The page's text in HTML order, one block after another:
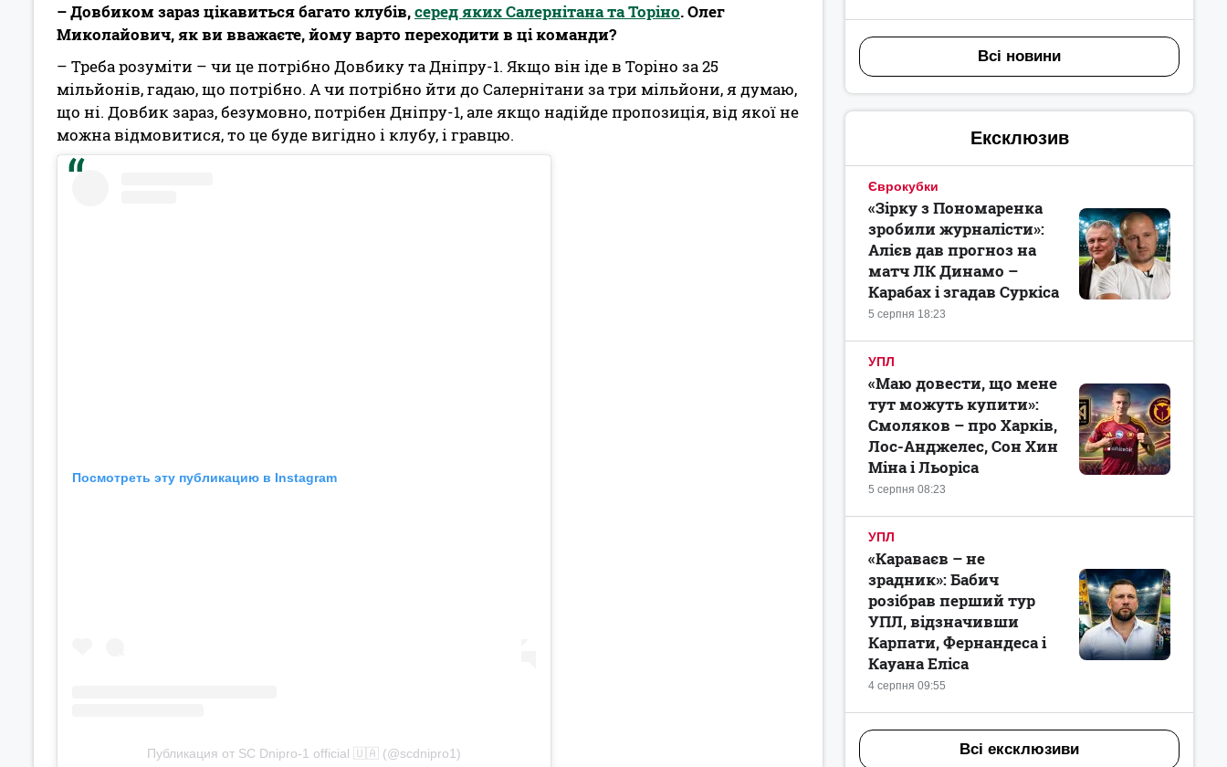
– Довбиком зараз цікавиться багато клубів,серед яких Салернітана та Торіно. Олег
Миколайович, як ви вважаєте, йому варто переходити в ці команди?
– Треба розуміти – чи це потрібно Довбику та Дніпру-1. Якщо він іде в Торіно за 25
мільйонів, гадаю, що потрібно. А чи потрібно йти до Салернітани за три мільйони, я думаю,
що ні. Довбик зараз, безумовно, потрібен Дніпру-1, але якщо надійде пропозиція, від якої не
можна відмовитися, то це буде вигідно і клубу, і гравцю.
Посмотреть эту публикацию в Instagram
Публикация от SC Dnipro-1 official 🇺🇦 (@scdnipro1)
Всі новини
Ексклюзив
Єврокубки
5 серпня 18:23
«Зірку з Пономаренка
зробили журналісти»:
Алієв дав прогноз на
матч ЛК Динамо –
Карабах і згадав Суркіса
УПЛ
5 серпня 08:23
«Маю довести, що мене
тут можуть купити»:
Смоляков – про Харків,
Лос-Анджелес, Сон Хин
Міна і Льоріса
УПЛ
4 серпня 09:55
«Караваєв – не
зрадник»: Бабич
розібрав перший тур
УПЛ, відзначивши
Карпати, Фернандеса і
Кауана Еліса
Всі ексклюзиви